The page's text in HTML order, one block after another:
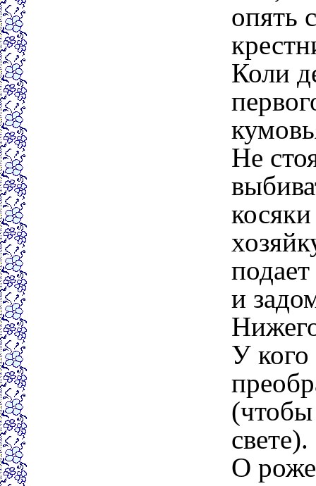
опять
Коли
Не
и
У кого
свете).
О